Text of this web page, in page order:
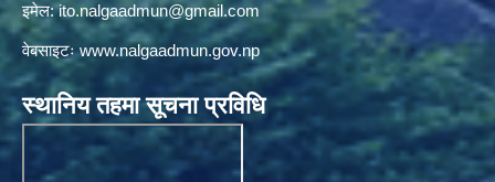
इमेल:ito.nalgaadmun@gmail.com
वेबसाइटःwww.nalgaadmun.gov.np
स्थानिय तहमा सूचना प्रविधि